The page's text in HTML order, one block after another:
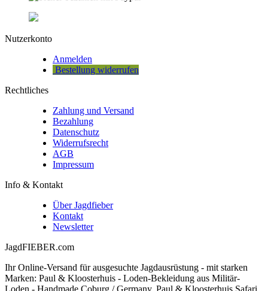
Nutzerkonto
Anmelden
Bestellung widerrufen
Rechtliches
Zahlung und Versand
Bezahlung
Datenschutz
Widerrufsrecht
AGB
Impressum
Info & Kontakt
Über Jagdfieber
Kontakt
Newsletter
JagdFIEBER.com
Ihr Online-Versand für ausgesuchte Jagdausrüstung - mit starken
Marken: Paul & Kloosterhuis - Loden-Bekleidung aus Militär-